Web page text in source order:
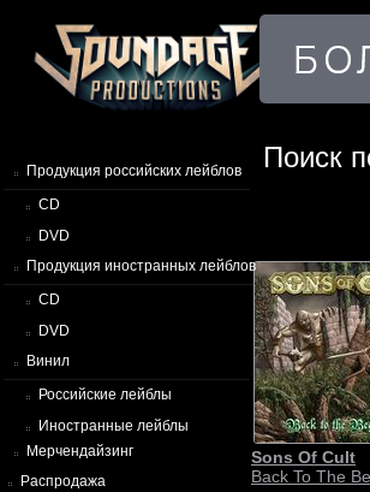
Продукция российских лейблов
CD
DVD
Продукция иностранных лейблов
CD
DVD
Винил
Российские лейблы
Иностранные лейблы
Мерчендайзинг
Распродажа
Поиск
Sons Of Cult
Back To The